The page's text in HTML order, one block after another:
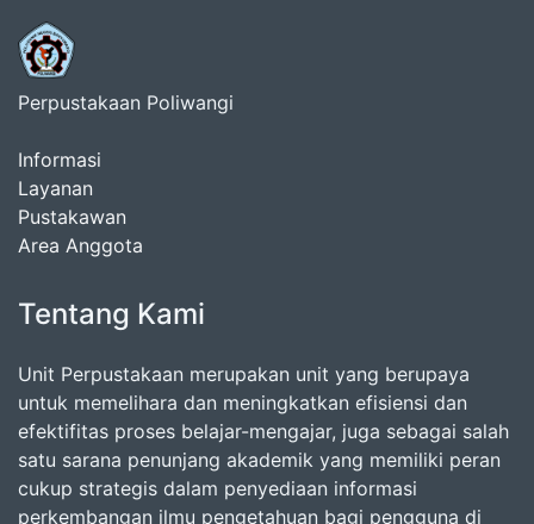
Perpustakaan Poliwangi
Informasi
Layanan
Pustakawan
Area Anggota
Tentang Kami
Unit Perpustakaan merupakan unit yang berupaya
untuk memelihara dan meningkatkan efisiensi dan
efektifitas proses belajar-mengajar, juga sebagai salah
satu sarana penunjang akademik yang memiliki peran
cukup strategis dalam penyediaan informasi
perkembangan ilmu pengetahuan bagi pengguna di